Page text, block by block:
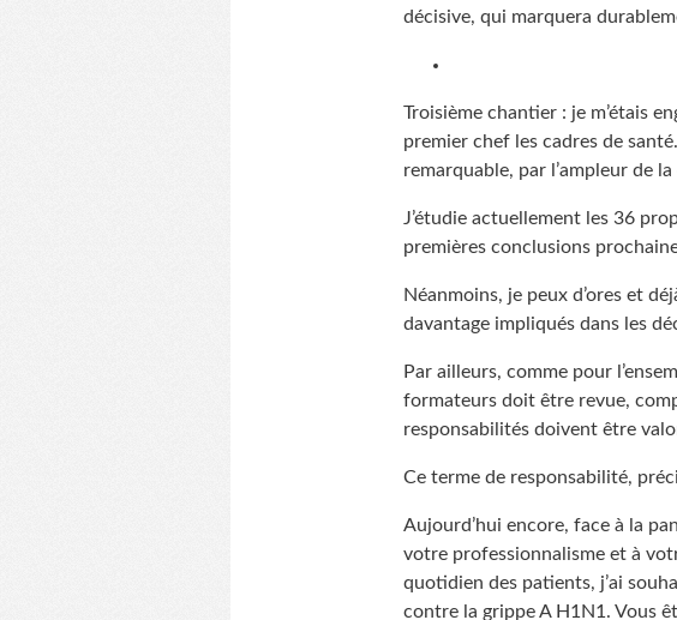
décisive, qui marquera
Troisième chantier : je m’étais
premier chef les cadres de
remarquable, par l’ampleur de
J’étudie actuellement les 36
premières conclusions
Néanmoins, je peux d’ores et
davantage impliqués dans les
Par ailleurs, comme pour
formateurs doit être revue,
responsabilités doivent être
Ce terme de responsabilité,
Aujourd’hui encore, face à la
votre professionnalisme et à
quotidien des patients, j’ai
contre la grippe A H1N1. Vous